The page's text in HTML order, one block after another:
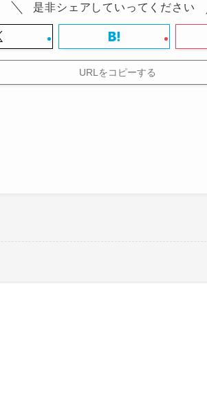
是非シェアしていってください
URLをコピーする